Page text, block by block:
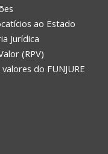
ao Estado
Jurídica
(RPV)
do FUNJURE